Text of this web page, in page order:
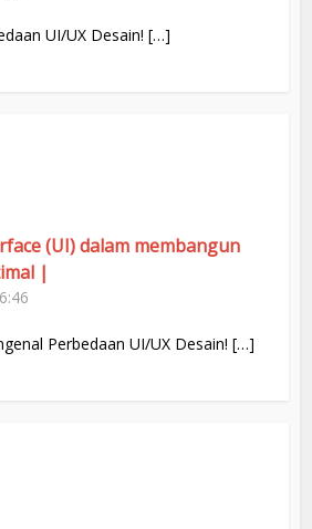
UI/UX Desain! […]
(UI) dalam membangun
|
Perbedaan UI/UX Desain! […]